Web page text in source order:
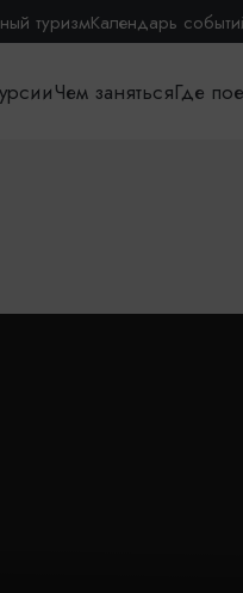
туризмКалендарь
Чем занятьсяГде